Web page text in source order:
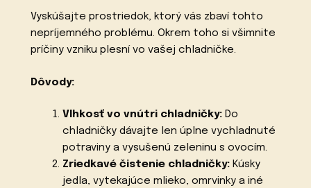
Vyskúšajte prostriedok, ktorý vás zbaví tohto
nepríjemného problému. Okrem toho si všimnite
príčiny vzniku plesní vo vašej chladničke.
Dôvody:
Vlhkosť vo vnútri chladničky:Do
chladničky dávajte len úplne vychladnuté
potraviny a vysušenú zeleninu s ovocím.
Zriedkavé čistenie chladničky:Kúsky
jedla, vytekajúce mlieko, omrvinky a iné